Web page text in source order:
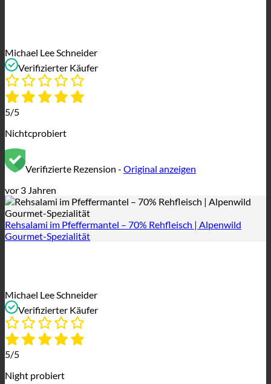
Michael Lee Schneider
Verifizierter Käufer
5/5
Nichtcprobiert
Verifizierte Rezension - Original anzeigen
vor 3 Jahren
Rehsalami im Pfeffermantel – 70% Rehfleisch | Alpenwild
Gourmet-Spezialität
Michael Lee Schneider
Verifizierter Käufer
5/5
Night probiert